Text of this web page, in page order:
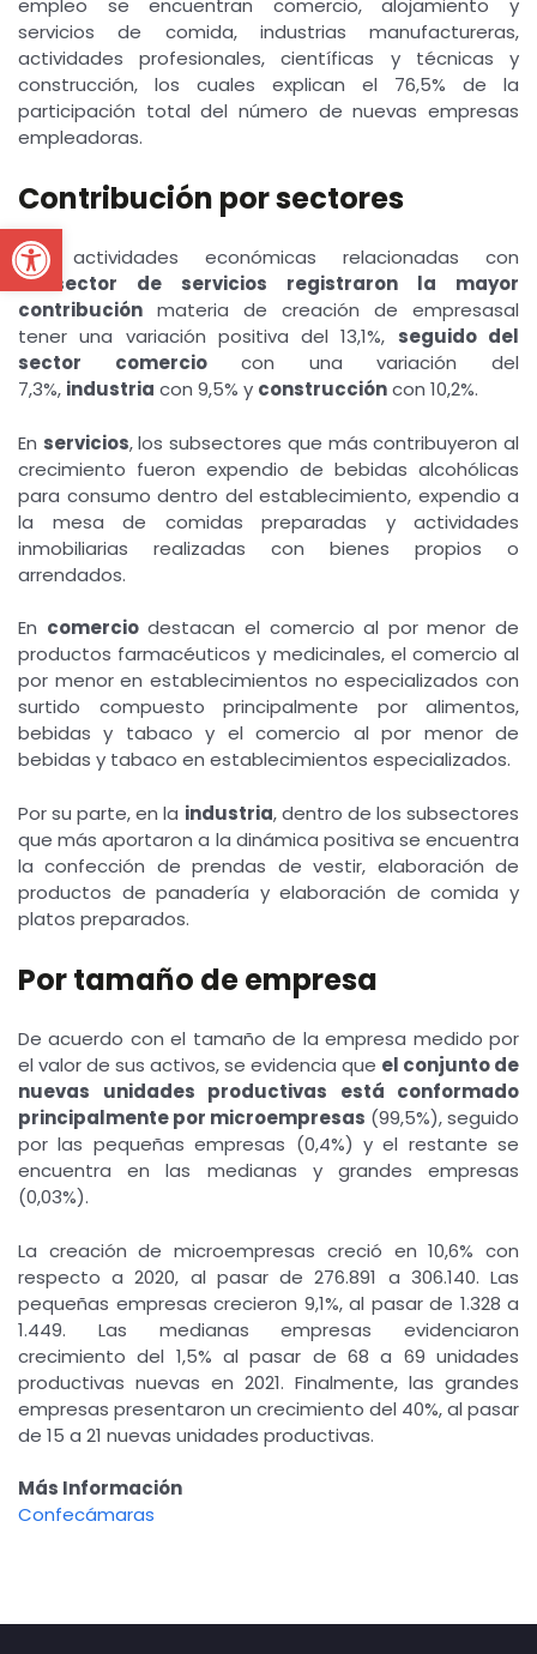
Open toolbar
servicios de comida, industrias manufactureras,
actividades profesionales, científicas y técnicas y
construcción, los cuales explican el 76,5% de la
participación total del número de nuevas empresas
empleadoras.
Contribución por sectores
Las actividades económicas relacionadas con
el
sector de servicios
registraron la mayor
contribución materia de creación de empresasal
tener una variación positiva del 13,1%, seguido del
sector comerciocon una variación del
7,3%, industria con 9,5% y construccióncon 10,2%.
En servicios, los subsectores que más contribuyeron al
crecimiento fueron expendio de bebidas alcohólicas
para consumo dentro del establecimiento, expendio a
la mesa de comidas preparadas y actividades
inmobiliarias realizadas con bienes propios o
arrendados.
En comerciodestacan el comercio al por menor de
productos farmacéuticos y medicinales, el comercio al
por menor en establecimientos no especializados con
surtido compuesto principalmente por alimentos,
bebidas y tabaco y el comercio al por menor de
bebidas y tabaco en establecimientos especializados.
Por su parte, en la industria, dentro de los subsectores
que más aportaron a la dinámica positiva se encuentra
la confección de prendas de vestir, elaboración de
productos de panadería y elaboración de comida y
platos preparados.
Por tamaño de empresa
De acuerdo con el tamaño de la empresa medido por
el valor de sus activos, se evidencia que el conjunto de
nuevas unidades productivas está conformado
principalmente por microempresas (99,5%), seguido
por las pequeñas empresas (0,4%) y el restante se
encuentra en las medianas y grandes empresas
(0,03%).
La creación de microempresas creció en 10,6% con
respecto a 2020, al pasar de 276.891 a 306.140. Las
pequeñas empresas crecieron 9,1%, al pasar de 1.328 a
1.449. Las medianas empresas evidenciaron
crecimiento del 1,5% al pasar de 68 a 69 unidades
productivas nuevas en 2021. Finalmente, las grandes
empresas presentaron un crecimiento del 40%, al pasar
de 15 a 21 nuevas unidades productivas.
Más Información
Confecámaras